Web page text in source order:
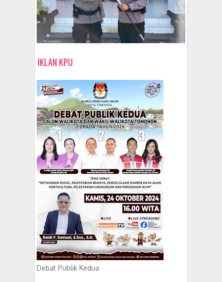
IKLAN KPU
Debat Publik Kedua